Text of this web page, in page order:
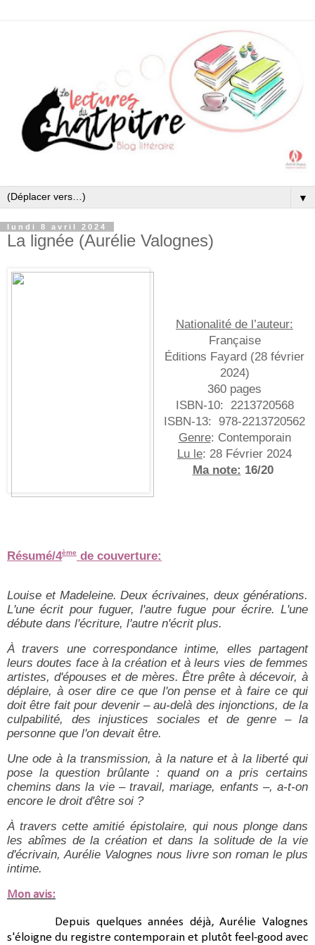
▼
lundi 8 avril 2024
La lignée (Aurélie Valognes)
Nationalité de l’auteur:
Française
Éditions Fayard (28 février
2024)
360 pages
ISBN-10: 2213720568
ISBN-13: 978-2213720562
Genre: Contemporain
Lu le: 28 Février 2024
Ma note: 16/20
Résumé/4ème de couverture:
Louise et Madeleine. Deux écrivaines, deux générations.
L'une écrit pour fuguer, l'autre fugue pour écrire. L'une
débute dans l'écriture, l'autre n'écrit plus.
À travers une correspondance intime, elles partagent
leurs doutes face à la création et à leurs vies de femmes
artistes, d'épouses et de mères. Être prête à décevoir, à
déplaire, à oser dire ce que l'on pense et à faire ce qui
doit être fait pour devenir – au-delà des injonctions, de la
culpabilité, des injustices sociales et de genre – la
personne que l'on devait être.
Une ode à la transmission, à la nature et à la liberté qui
pose la question brûlante : quand on a pris certains
chemins dans la vie – travail, mariage, enfants –, a-t-on
encore le droit d'être soi ?
À travers cette amitié épistolaire, qui nous plonge dans
les abîmes de la création et dans la solitude de la vie
d'écrivain, Aurélie Valognes nous livre son roman le plus
intime.
Mon avis:
Depuis quelques années déjà, Aurélie Valognes
s'éloigne du registre contemporain et plutôt feel-good avec